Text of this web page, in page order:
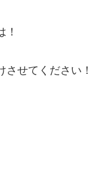
！
せてください！